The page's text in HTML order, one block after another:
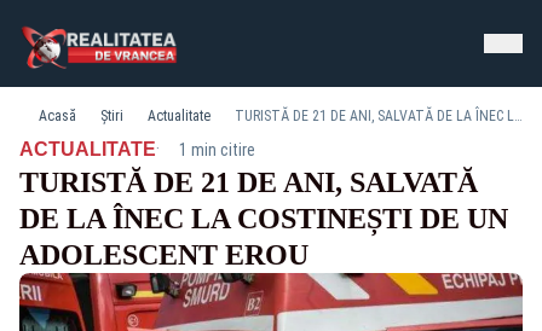
Acasă Știri Actualitate TURISTĂ DE 21 DE ANI, SALVATĂ DE LA ÎNEC LA COSTINEȘTI DE UN ADOLESCENT EROU
ACTUALITATE· 1 min citire
TURISTĂ DE 21 DE ANI, SALVATĂ
DE LA ÎNEC LA COSTINEȘTI DE UN
ADOLESCENT EROU